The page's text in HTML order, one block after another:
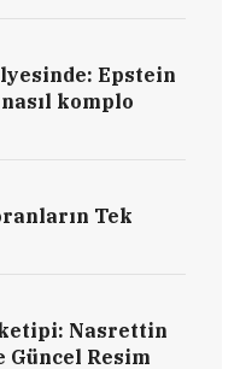
Epstein
komplo
Tek
Nasrettin
Güncel Resim